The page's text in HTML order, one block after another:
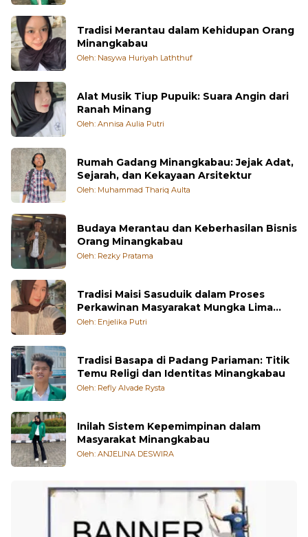
Tradisi Merantau dalam Kehidupan Orang
Minangkabau
Oleh: Nasywa Huriyah Laththuf
Alat Musik Tiup Pupuik: Suara Angin dari
Ranah Minang
Oleh: Annisa Aulia Putri
Rumah Gadang Minangkabau: Jejak Adat,
Sejarah, dan Kekayaan Arsitektur
Oleh: Muhammad Thariq Aulta
Budaya Merantau dan Keberhasilan Bisnis
Orang Minangkabau
Oleh: Rezky Pratama
Tradisi Maisi Sasuduik dalam Proses
Perkawinan Masyarakat Mungka Lima
Puluh Kota
Oleh: Enjelika Putri
Tradisi Basapa di Padang Pariaman: Titik
Temu Religi dan Identitas Minangkabau
Oleh: Refly Alvade Rysta
Inilah Sistem Kepemimpinan dalam
Masyarakat Minangkabau
Oleh: ANJELINA DESWIRA